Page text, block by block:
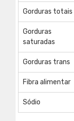
Gorduras totais
Gorduras
saturadas
Gorduras trans
Fibra alimentar
Sódio